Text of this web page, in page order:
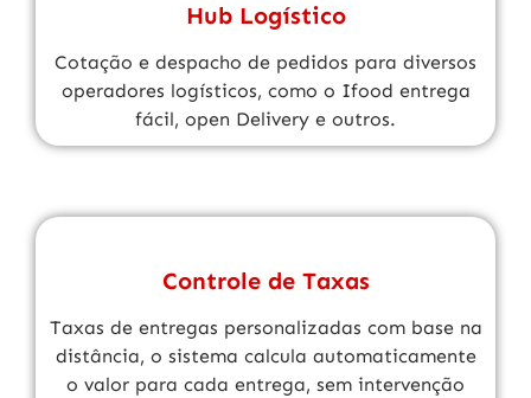
Hub Logístico
Cotação e despacho de pedidos para diversos
operadores logísticos, como o Ifood entrega
fácil, open Delivery e outros.
Controle de Taxas
Taxas de entregas personalizadas com base na
distância, o sistema calcula automaticamente
o valor para cada entrega, sem intervenção